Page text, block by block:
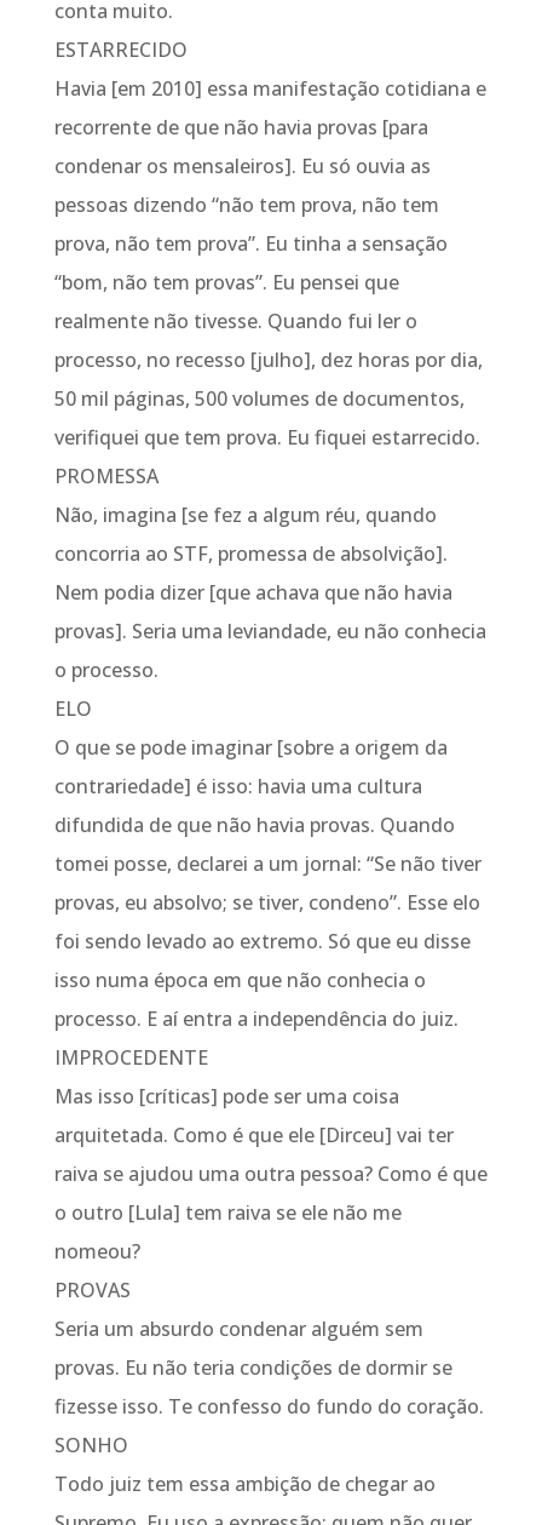
conta muito.
ESTARRECIDO
Havia [em 2010] essa manifestação cotidiana e
recorrente de que não havia provas [para
condenar os mensaleiros]. Eu só ouvia as
pessoas dizendo “não tem prova, não tem
prova, não tem prova”. Eu tinha a sensação
“bom, não tem provas”. Eu pensei que
realmente não tivesse. Quando fui ler o
processo, no recesso [julho], dez horas por dia,
50 mil páginas, 500 volumes de documentos,
verifiquei que tem prova. Eu fiquei estarrecido.
PROMESSA
Não, imagina [se fez a algum réu, quando
concorria ao STF, promessa de absolvição].
Nem podia dizer [que achava que não havia
provas]. Seria uma leviandade, eu não conhecia
o processo.
ELO
O que se pode imaginar [sobre a origem da
contrariedade] é isso: havia uma cultura
difundida de que não havia provas. Quando
tomei posse, declarei a um jornal: “Se não tiver
provas, eu absolvo; se tiver, condeno”. Esse elo
foi sendo levado ao extremo. Só que eu disse
isso numa época em que não conhecia o
processo. E aí entra a independência do juiz.
IMPROCEDENTE
Mas isso [críticas] pode ser uma coisa
arquitetada. Como é que ele [Dirceu] vai ter
raiva se ajudou uma outra pessoa? Como é que
o outro [Lula] tem raiva se ele não me
nomeou?
PROVAS
Seria um absurdo condenar alguém sem
provas. Eu não teria condições de dormir se
fizesse isso. Te confesso do fundo do coração.
SONHO
Todo juiz tem essa ambição de chegar ao